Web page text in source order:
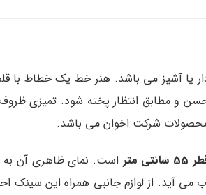
یا آشپز می باشد. هنر خط یک خطاط با
و مطابق انتظار پخته شود. تمیزی
سانتی متر است. نمای ظاهری آن
آید. از لوازم جانبی همراه این سینک